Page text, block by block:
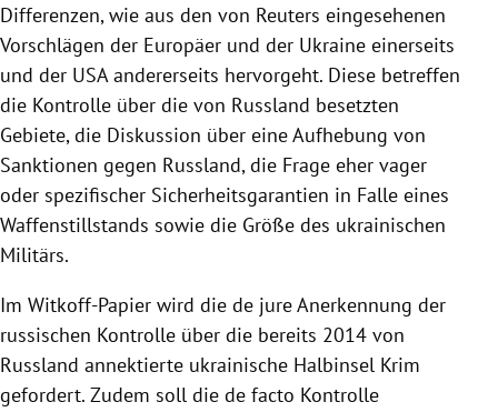
Differenzen, wie aus den von Reuters eingesehenen
Vorschlägen der Europäer und der Ukraine einerseits
und der USA andererseits hervorgeht. Diese betreffen
die Kontrolle über die von Russland besetzten
Gebiete, die Diskussion über eine Aufhebung von
Sanktionen gegen Russland, die Frage eher vager
oder spezifischer Sicherheitsgarantien in Falle eines
Waffenstillstands sowie die Größe des ukrainischen
Militärs.
Im Witkoff-Papier wird die de jure Anerkennung der
russischen Kontrolle über die bereits 2014 von
Russland annektierte ukrainische Halbinsel Krim
gefordert. Zudem soll die de facto Kontrolle